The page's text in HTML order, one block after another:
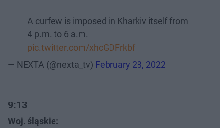
A curfew is imposed in Kharkiv itself from
4 p.m. to 6 a.m.
pic.twitter.com/xhcGDFrkbf
— NEXTA (@nexta_tv) February 28, 2022
9:13
Woj. śląskie: